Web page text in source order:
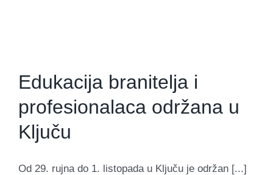
Edukacija branitelja i
profesionalaca održana u
Ključu
Od 29. rujna do 1. listopada u Ključu je održan [...]